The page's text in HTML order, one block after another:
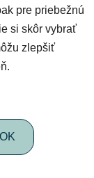
pre priebežnú
si skôr vybrať
zlepšiť